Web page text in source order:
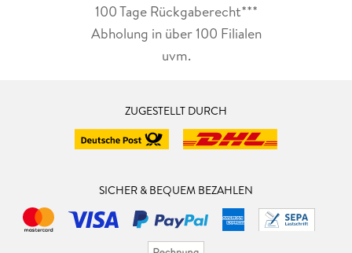
100 Tage Rückgaberecht***
Abholung in über 100 Filialen
uvm.
ZUGESTELLT DURCH
SICHER & BEQUEM BEZAHLEN